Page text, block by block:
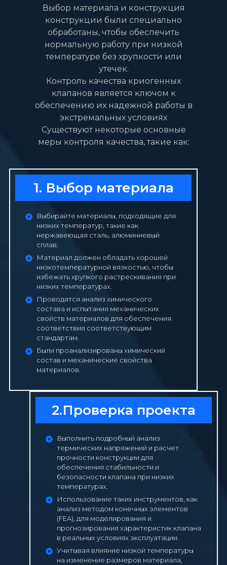
Выбор материала и конструкция
конструкции были специально
обработаны, чтобы обеспечить
нормальную работу при низкой
температуре без хрупкости или
утечек.
Контроль качества криогенных
клапанов является ключом к
обеспечению их надежной работы в
экстремальных условиях
Существуют некоторые основные
меры контроля качества, такие как:
1. Выбор материала
Выбирайте материалы, подходящие для
низких температур, такие как
нержавеющая сталь, алюминиевый
сплав.
Материал должен обладать хорошей
низкотемпературной вязкостью, чтобы
избежать хрупкого растрескивания при
низких температурах.
Проводятся анализ химического
состава и испытания механических
свойств материалов для обеспечения
соответствия соответствующим
стандартам.
Были проанализированы химический
состав и механические свойства
материалов.
2.Проверка проекта
Выполнить подробный анализ
термических напряжений и расчет
прочности конструкции для
обеспечения стабильности и
безопасности клапана при низких
температурах.
Использование таких инструментов, как
анализ методом конечных элементов
(FEA), для моделирования и
прогнозирования характеристик клапана
в реальных условиях эксплуатации.
Учитывая влияние низкой температуры
на изменение размеров материала,